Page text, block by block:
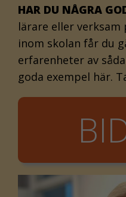
HAR DU NÅGRA
lärare eller verksam
inom skolan får du
erfarenheter av
goda exempel här.